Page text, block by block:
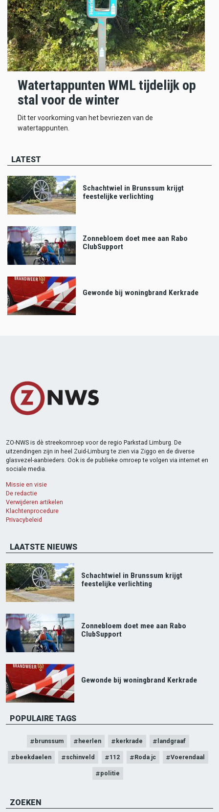
Watertappunten WML tijdelijk op
stal voor de winter
Dit ter voorkoming van het bevriezen van de
watertappunten.
LATEST
Schachtwiel in Brunssum krijgt
feestelijke verlichting
Zonnebloem doet mee aan Rabo
ClubSupport
Gewonde bij woningbrand Kerkrade
ZO-NWS is dè streekomroep voor de regio Parkstad Limburg. De
uitzendingen zijn in heel Zuid-Limburg te zien via Ziggo en de diverse
glasvezel-aanbieders. Ook is de publieke omroep te volgen via internet en
sociale media.
Missie en visie
De redactie
Verwijderen artikelen
Klachtenprocedure
Privacybeleid
LAATSTE NIEUWS
Schachtwiel in Brunssum krijgt
feestelijke verlichting
Zonnebloem doet mee aan Rabo
ClubSupport
Gewonde bij woningbrand Kerkrade
POPULAIRE TAGS
brunssum heerlen kerkrade landgraaf
beekdaelen schinveld 112 Roda jc Voerendaal
politie
ZOEKEN